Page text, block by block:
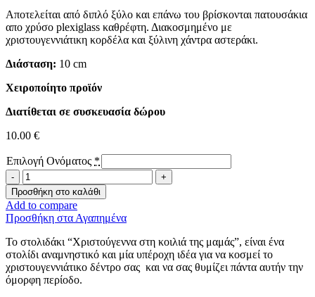
Αποτελείται από διπλό ξύλο και επάνω του βρίσκονται πατουσάκια
απο χρύσο plexiglass καθρέφτη. Διακοσμημένο με
χριστουγεννιάτικη κορδέλα και ξύλινη χάντρα αστεράκι.
Διάσταση: 10 cm
Χειροποίητο προϊόν
Διατίθεται σε συσκευασία δώρου
10.00 €
Επιλογή Ονόματος *
Χριστούγεννα
στη
κοιλιά
της
μαμάς
ποσότητα
Προσθήκη στο καλάθι
Add to compare
Προσθήκη στα Αγαπημένα
Το στολιδάκι “Χριστούγεννα στη κοιλιά της μαμάς”, είναι ένα
στολίδι αναμνηστικό και μία υπέροχη ιδέα για να κοσμεί το
χριστουγεννιάτικο δέντρο σας και να σας θυμίζει πάντα αυτήν την
όμορφη περίοδο.